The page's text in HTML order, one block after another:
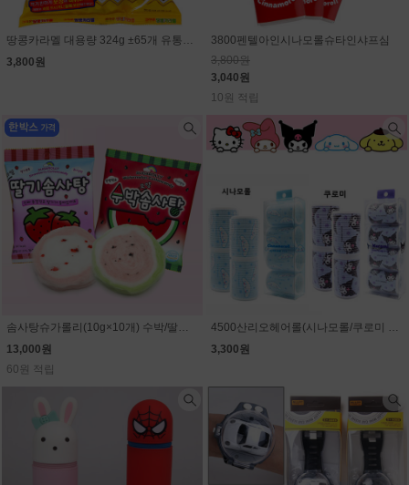
땅콩카라멜 대용량 324g ±65개 유통기한 임박할인(9월11일)
3,800원
3800펜텔아인시나모롤슈타인샤프심
3,800원
3,040원
10원 적립
솜사탕슈가롤리(10g×10개) 수박/딸기 선택 (1개 1300원)
13,000원
60원 적립
4500산리오헤어롤(시나모롤/쿠로미 선택)
3,300원